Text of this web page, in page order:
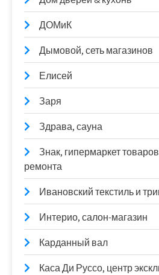
ДОМиК
Дымовой, сеть магазинов
Елисей
Заря
Здрава, сауна
Знак, гипермаркет
ремонта
Ивановский текстиль и
Интерио, салон-магазин
Карданный вал
Каса Ди Руссо, центр